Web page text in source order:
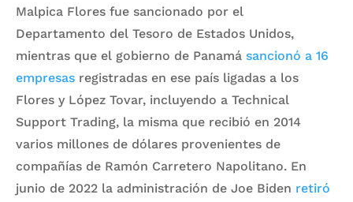
Malpica Flores fue sancionado por el
Departamento del Tesoro de Estados Unidos,
mientras que el gobierno de Panamá sancionó a 16
empresas registradas en ese país ligadas a los
Flores y López Tovar, incluyendo a Technical
Support Trading, la misma que recibió en 2014
varios millones de dólares provenientes de
compañías de Ramón Carretero Napolitano. En
junio de 2022 la administración de Joe Biden retiró